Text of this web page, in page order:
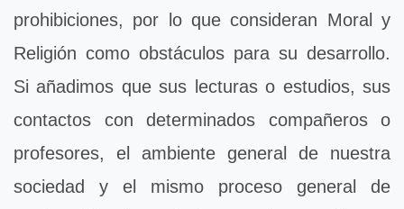
prohibiciones, por lo que consideran Moral y
Religión como obstáculos para su desarrollo.
Si añadimos que sus lecturas o estudios, sus
contactos con determinados compañeros o
profesores, el ambiente general de nuestra
sociedad y el mismo proceso general de